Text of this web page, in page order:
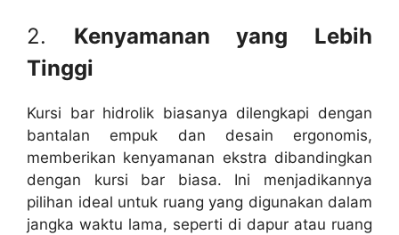
2. Kenyamanan yang Lebih
Tinggi
Kursi bar hidrolik biasanya dilengkapi dengan
bantalan empuk dan desain ergonomis,
memberikan kenyamanan ekstra dibandingkan
dengan kursi bar biasa. Ini menjadikannya
pilihan ideal untuk ruang yang digunakan dalam
jangka waktu lama, seperti di dapur atau ruang